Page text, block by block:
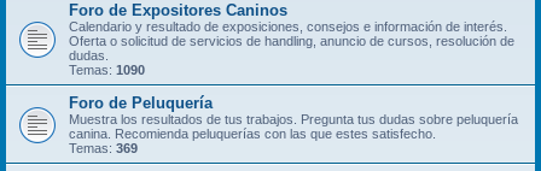
Foro de Expositores Caninos
Calendario y resultado de exposiciones, consejos e información de interés.
Oferta o solicitud de servicios de handling, anuncio de cursos, resolución de
dudas.
Temas: 1090
Foro de Peluquería
Muestra los resultados de tus trabajos. Pregunta tus dudas sobre peluquería
canina. Recomienda peluquerías con las que estes satisfecho.
Temas: 369